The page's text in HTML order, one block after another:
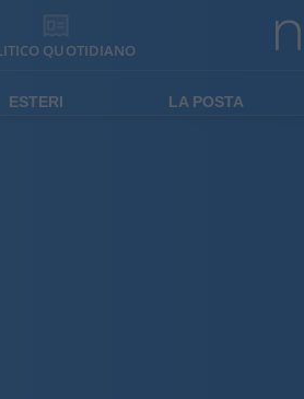
QUOTIDIANO
ESTERI LA POSTA